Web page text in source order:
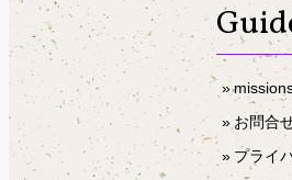
お問合
プライ